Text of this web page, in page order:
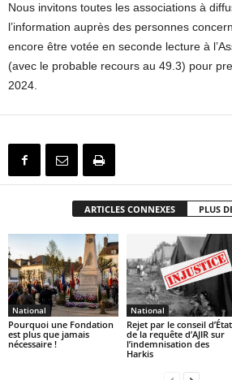
Nous invitons toutes les associations à
l’information auprès des personnes
encore être votée en seconde lecture à
(avec le probable recours au 49.3) pour
2024.
ARTICLES CONNEXES PLUS
National
Pourquoi une Fondation
est plus que jamais
nécessaire !
National
Rejet par le conseil d’État
de la requête d’AJIR sur
l’indemnisation des
Harkis